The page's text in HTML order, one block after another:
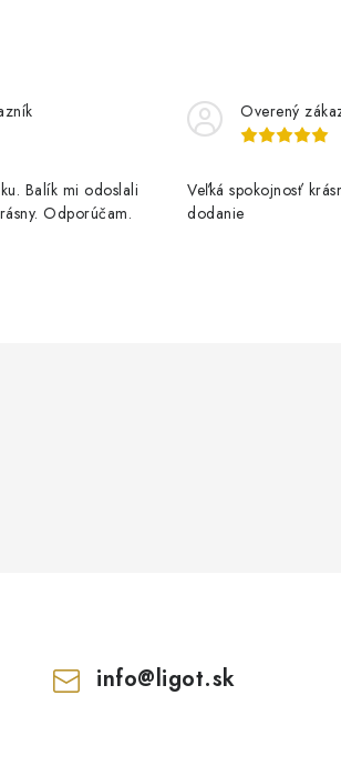
Balík mi odoslali
Odporúčam.
Overený
Veľká spokojnosť
dodanie
info@ligot.sk